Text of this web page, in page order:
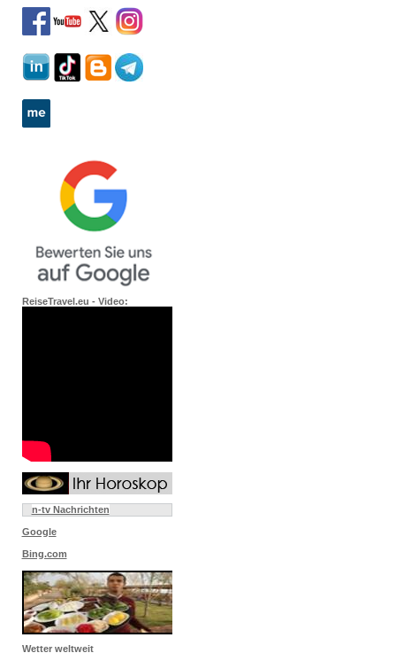
ReiseTravel.eu - Video:
n-tv Nachrichten
Google
Bing.com
Wetter weltweit